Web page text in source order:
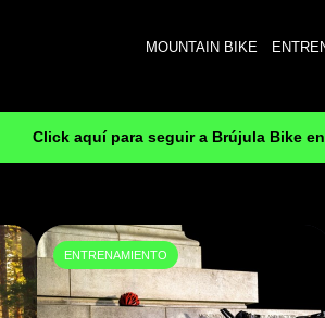
MOUNTAIN BIKE
Click aquí para seguir a Brújula Bike
ENTRENAMIENTO